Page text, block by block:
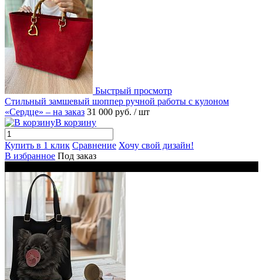
Быстрый просмотр
Стильный замшевый шоппер ручной работы с кулоном
«Сердце» – на заказ 31 000 руб. / шт
В корзину
Купить в 1 клик Сравнение Хочу свой дизайн!
В избранное Под заказ